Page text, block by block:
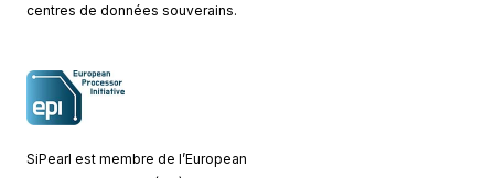
centres de données souverains.
SiPearl est membre de l’European